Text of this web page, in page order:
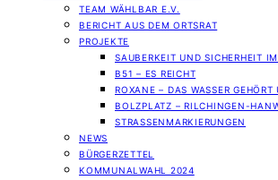
TEAM WÄHLBAR E.V.
BERICHT AUS DEM ORTSRAT
PROJEKTE
SAUBERKEIT UND SICHERHEIT
B51 – ES REICHT
ROXANE – DAS WASSER GEHÖRT
BOLZPLATZ – RILCHINGEN-
STRASSENMARKIERUNGEN
NEWS
BÜRGERZETTEL
KOMMUNALWAHL 2024